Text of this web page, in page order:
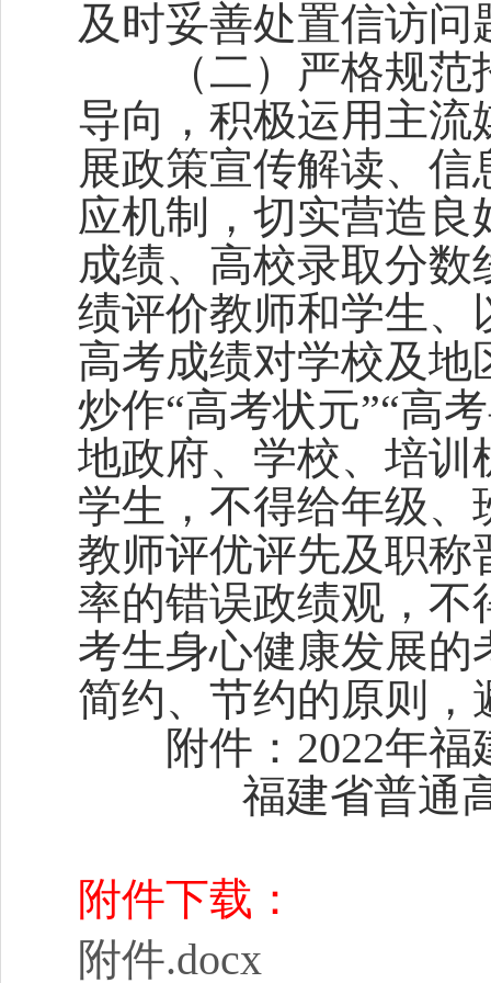
及时妥善处置信访
（二）严格规范
导向，积极运用主
展政策宣传解读、
应机制，切实营造
成绩、高校录取分
绩评价教师和学生、
高考成绩对学校及
炒作“高考状元”“高
地政府、学校、培训
学生，不得给年级
教师评优评先及职称
率的错误政绩观，不
考生身心健康发展
简约、节约的原则，
附件：2022年福
福建省普通
附件下载：
附件.docx